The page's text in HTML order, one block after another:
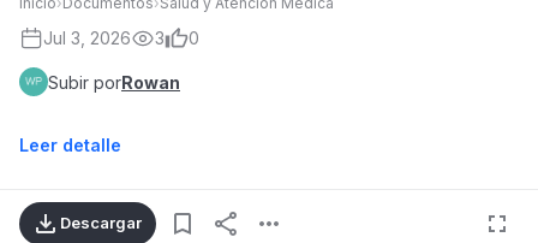
Jul 3, 2026 3 0
Subir porRowan
Leer detalle
Descargar